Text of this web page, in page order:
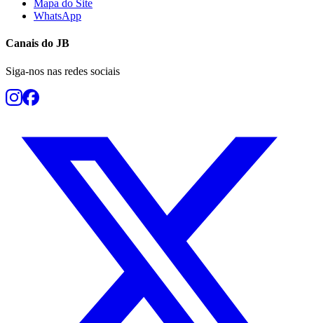
Mapa do Site
WhatsApp
Canais do JB
Siga-nos nas redes sociais